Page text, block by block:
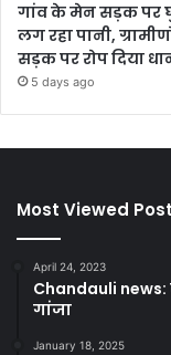
गांव के मेन सड़क पर
लग रहा पानी,
सड़क पर रोप दिया
5 days ago
Most Viewed
April 24, 2023
Chandauli
गांजा
January 18, 2025